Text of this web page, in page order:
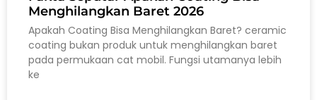
Menghilangkan Baret 2026
Apakah Coating Bisa Menghilangkan Baret? ceramic
coating bukan produk untuk menghilangkan baret
pada permukaan cat mobil. Fungsi utamanya lebih
ke